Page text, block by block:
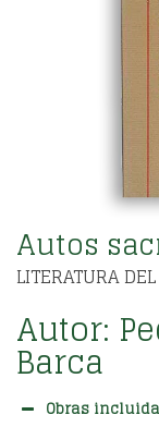
Autos
LITERATURA
Autor:
Barca
Obras